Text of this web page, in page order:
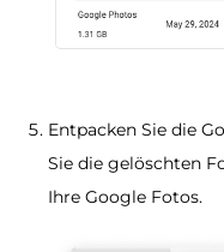
Entpacken Sie die
Sie die gelöschten
Ihre Google Fotos.